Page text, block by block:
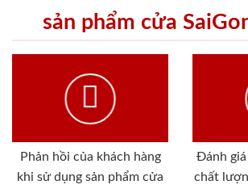
sản phẩm cửa
Phản hồi của khách hàng
khi sử dụng sản phẩm cửa
Đánh giá
chất